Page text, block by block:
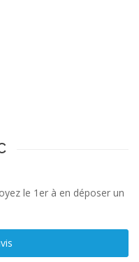
le 1er à en déposer un